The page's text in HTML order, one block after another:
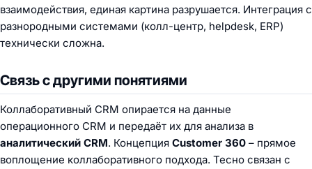
взаимодействия, единая картина разрушается. Интеграция с
разнородными системами (колл-центр, helpdesk, ERP)
технически сложна.
Связь с другими понятиями
Коллаборативный CRM опирается на данные
операционного CRM и передаёт их для анализа в
аналитический CRM. Концепция Customer 360 – прямое
воплощение коллаборативного подхода. Тесно связан с